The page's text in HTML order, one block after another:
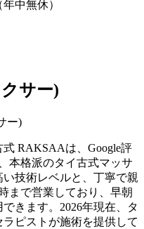
中無休）
サー)
RAKSAAは、Google評
本格派のタイ古式マッサ
技術レベルと、丁寧で親
まで営業しており、早朝
きます。2026年現在、タ
ピストが施術を提供して